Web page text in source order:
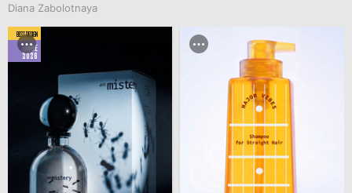
Diana Zabolotnaya
BEST DESIGN
JUNE
2026